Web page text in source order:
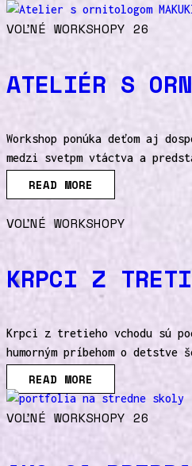
VOĽNÉ WORKSHOPY 26
ATELIÉR S
Workshop ponúka deťom aj
medzi svetpm vtáctva a
READ MORE
VOĽNÉ WORKSHOPY
KRPCI Z
Krpci z tretieho vchodu sú
humorným príbehom o detstve
READ MORE
VOĽNÉ WORKSHOPY 26